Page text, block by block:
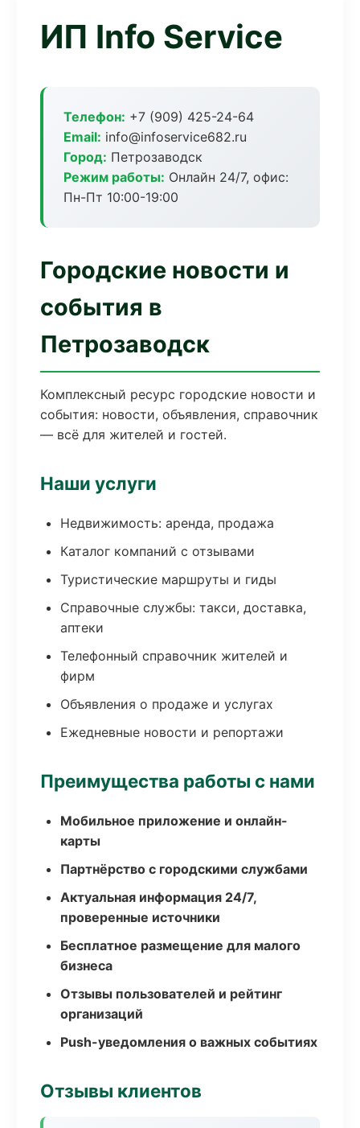
ИП Info Service
Телефон: +7 (909) 425-24-64
Email: info@infoservice682.ru
Город: Петрозаводск
Режим работы: Онлайн 24/7, офис:
Пн-Пт 10:00-19:00
Городские новости и
события в
Петрозаводск
Комплексный ресурс городские новости и
события: новости, объявления, справочник
— всё для жителей и гостей.
Наши услуги
Недвижимость: аренда, продажа
Каталог компаний с отзывами
Туристические маршруты и гиды
Справочные службы: такси, доставка,
аптеки
Телефонный справочник жителей и
фирм
Объявления о продаже и услугах
Ежедневные новости и репортажи
Преимущества работы с нами
Мобильное приложение и онлайн-
карты
Партнёрство с городскими службами
Актуальная информация 24/7,
проверенные источники
Бесплатное размещение для малого
бизнеса
Отзывы пользователей и рейтинг
организаций
Push-уведомления о важных событиях
Отзывы клиентов